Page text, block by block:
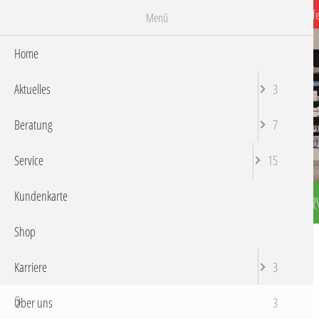
HOME
Über uns
Menü
Home
Aktuelles 3
Beratung 7
Service 15
Kundenkarte
Shop
Karriere 3
3
Über uns